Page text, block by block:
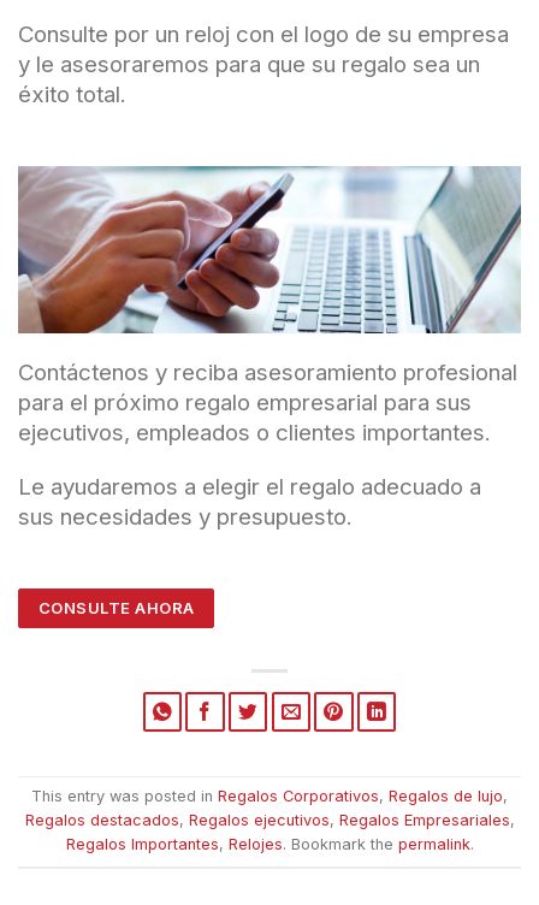
Consulte por un reloj con el logo de su empresa
y le asesoraremos para que su regalo sea un
éxito total.
Contáctenos y reciba asesoramiento profesional
para el próximo regalo empresarial para sus
ejecutivos, empleados o clientes importantes.
Le ayudaremos a elegir el regalo adecuado a
sus necesidades y presupuesto.
CONSULTE AHORA
This entry was posted in Regalos Corporativos, Regalos de lujo,
Regalos destacados, Regalos ejecutivos, Regalos Empresariales,
Regalos Importantes, Relojes. Bookmark the permalink.